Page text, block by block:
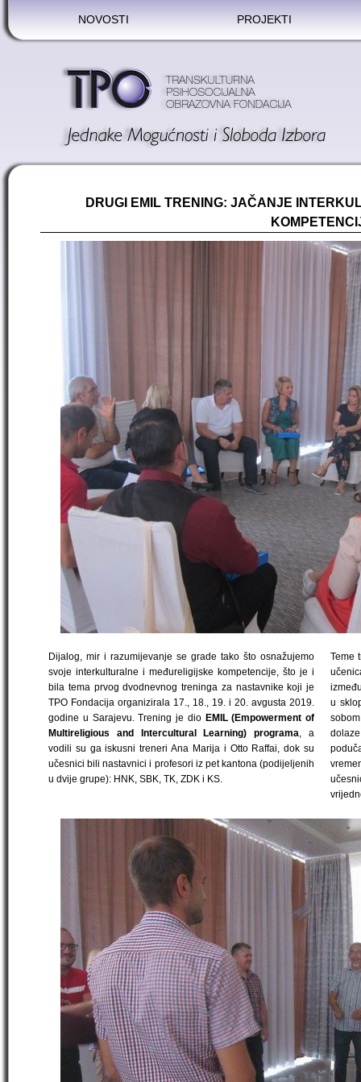
NOVOSTI PROJEKTI
DRUGI EMIL TRENING: JAČANJE
Dijalog, mir i razumijevanje se grade tako što osnažujemo
svoje interkulturalne i međureligijske kompetencije, što je i
bila tema prvog dvodnevnog treninga za nastavnike koji je
TPO Fondacija organizirala 17., 18., 19. i 20. avgusta 2019.
godine u Sarajevu. Trening je dio EMIL (Empowerment of
Multireligious and Intercultural Learning) programa, a
vodili su ga iskusni treneri Ana Marija i Otto Raffai, dok su
učesnici bili nastavnici i profesori iz pet kantona (podijeljenih
u dvije grupe): HNK, SBK, TK, ZDK i KS.
Teme
u